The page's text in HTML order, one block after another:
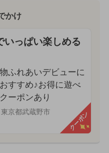
かけ
いっぱい楽しめる
ふれあいデビューに
すすめ♪お得に遊べ
ーポンあり
東京都武蔵野市 クーポン